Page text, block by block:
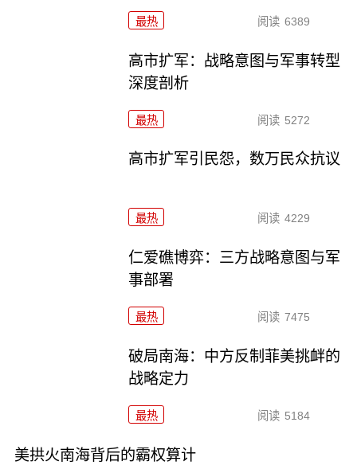
最热 阅读 6389
高市扩军：战略意图与军事转型
深度剖析
最热 阅读 5272
高市扩军引民怨，数万民众抗议
最热 阅读 4229
仁爱礁博弈：三方战略意图与军
事部署
最热 阅读 7475
破局南海：中方反制菲美挑衅的
战略定力
最热 阅读 5184
美拱火南海背后的霸权算计